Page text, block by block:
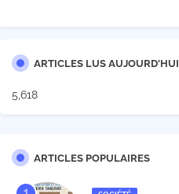
ARTICLES LUS AUJOURD'HUI
5,618
ARTICLES POPULAIRES